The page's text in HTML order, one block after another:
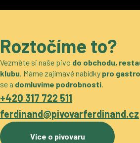
Roztočíme to?
Vezměte si naše pivo do obchodu,
klubu. Máme zajímavé nabídky pro
se a domluvíme podrobnosti.
+420 317 722 511
ferdinand@pivovarferdinand.cz
Více o pivovaru